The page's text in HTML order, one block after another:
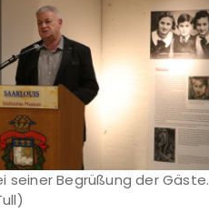
seiner Begrüßung der Gäste.